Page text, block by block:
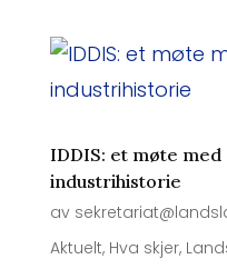
IDDIS: et møte
industrihistorie
av
Aktuelt, Hva skjer,